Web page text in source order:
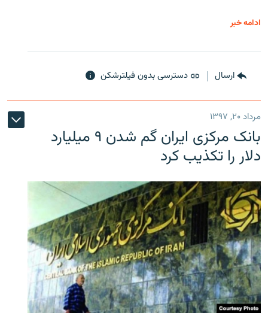
ادامه خبر
ارسال دسترسی بدون فیلترشکن
مرداد ۲۰, ۱۳۹۷
بانک مرکزی ایران گم شدن ۹ میلیارد
دلار را تکذیب کرد